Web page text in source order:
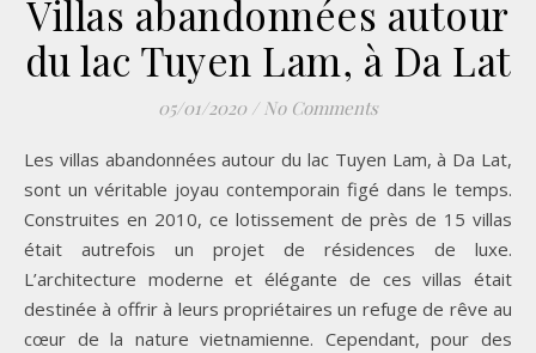
Villas abandonnées autour
du lac Tuyen Lam, à Da Lat
05/01/2020 / No Comments
Les villas abandonnées autour du lac Tuyen Lam, à Da Lat,
sont un véritable joyau contemporain figé dans le temps.
Construites en 2010, ce lotissement de près de 15 villas
était autrefois un projet de résidences de luxe.
L’architecture moderne et élégante de ces villas était
destinée à offrir à leurs propriétaires un refuge de rêve au
cœur de la nature vietnamienne. Cependant, pour des